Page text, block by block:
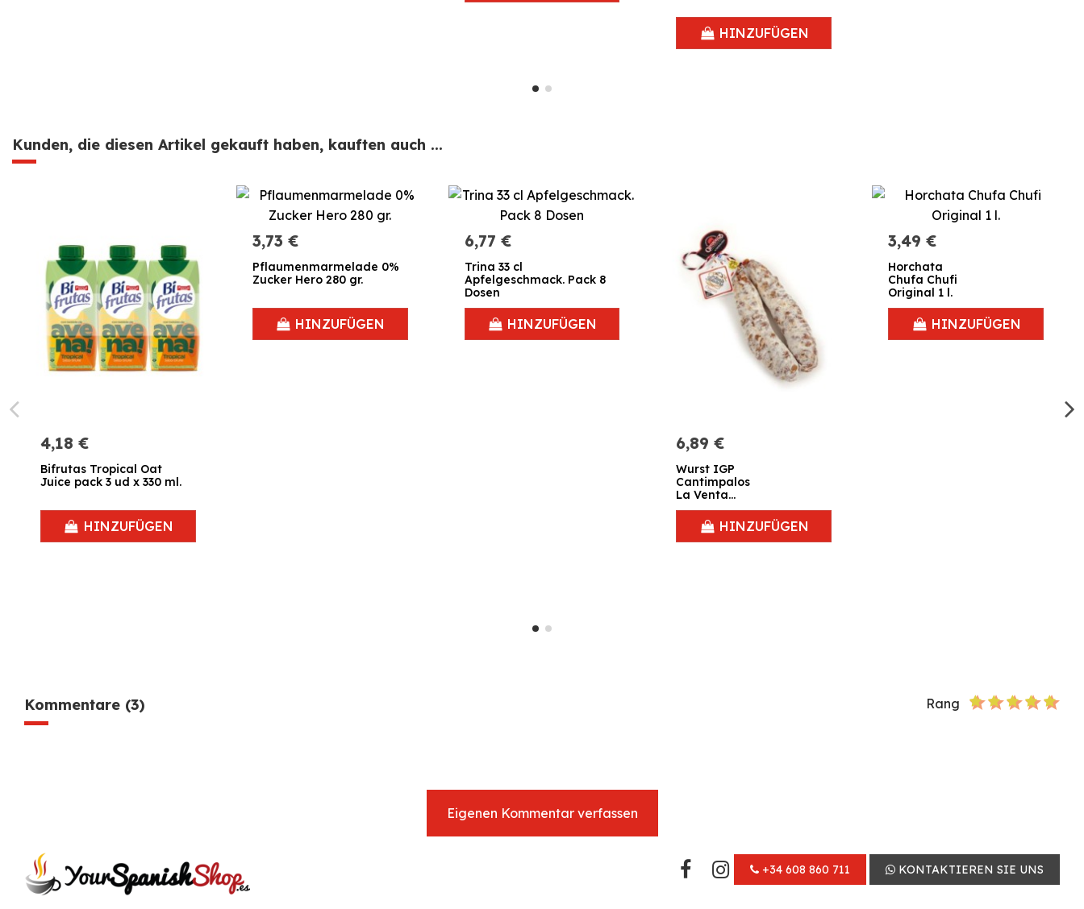
HINZUFÜGEN
Kunden, die diesen Artikel gekauft haben, kauften auch ...
4,18 €
Bifrutas Tropical Oat
Juice pack 3 ud x 330 ml.
HINZUFÜGEN
3,73 €
Pflaumenmarmelade 0%
Zucker Hero 280 gr.
HINZUFÜGEN
6,77 €
Trina 33 cl
Apfelgeschmack. Pack 8
Dosen
HINZUFÜGEN
6,89 €
Wurst IGP
Cantimpalos
La Venta
Tabanera 350
HINZUFÜGEN
3,49 €
Horchata
Chufa Chufi
Original 1 l.
HINZUFÜGEN
Kommentare (3) Rang
Eigenen Kommentar verfassen
+34 608 860 711 KONTAKTIEREN SIE UNS